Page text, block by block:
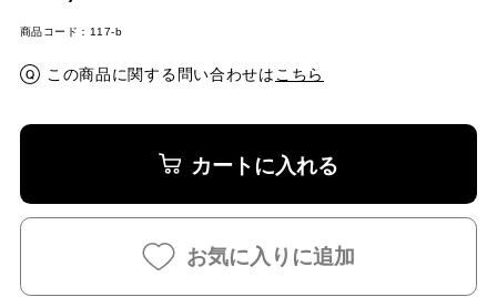
商品コード：117-b
この商品に関する問い合わせはこちら
カートに入れる
お気に入りに追加